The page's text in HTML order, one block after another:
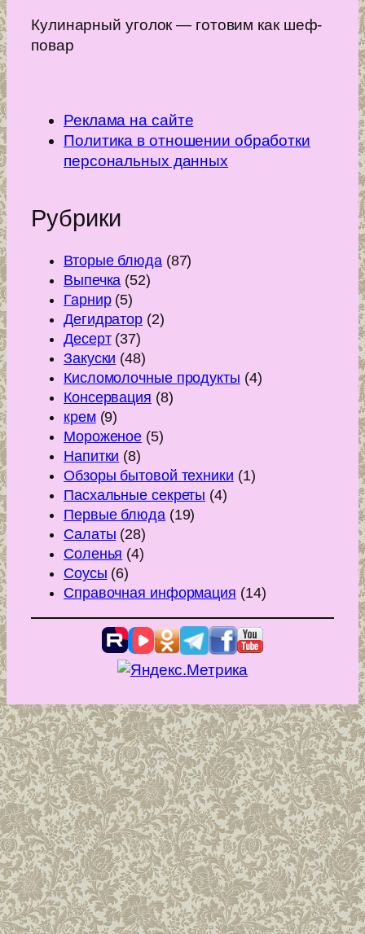
Кулинарный уголок — готовим как шеф-
повар
Реклама на сайте
Политика в отношении обработки
персональных данных
Рубрики
Вторые блюда(87)
Выпечка (52)
Гарнир(5)
Дегидратор (2)
Десерт(37)
Закуски (48)
Кисломолочные продукты (4)
Консервация (8)
крем(9)
Мороженое (5)
Напитки (8)
Обзоры бытовой техники (1)
Пасхальные секреты (4)
Первые блюда(19)
Салаты (28)
Соленья (4)
Соусы (6)
Справочная информация (14)